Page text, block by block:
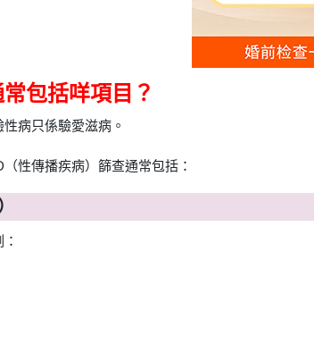
包括咩項目？
病只係驗愛滋病。
性傳播疾病）篩查通常包括：